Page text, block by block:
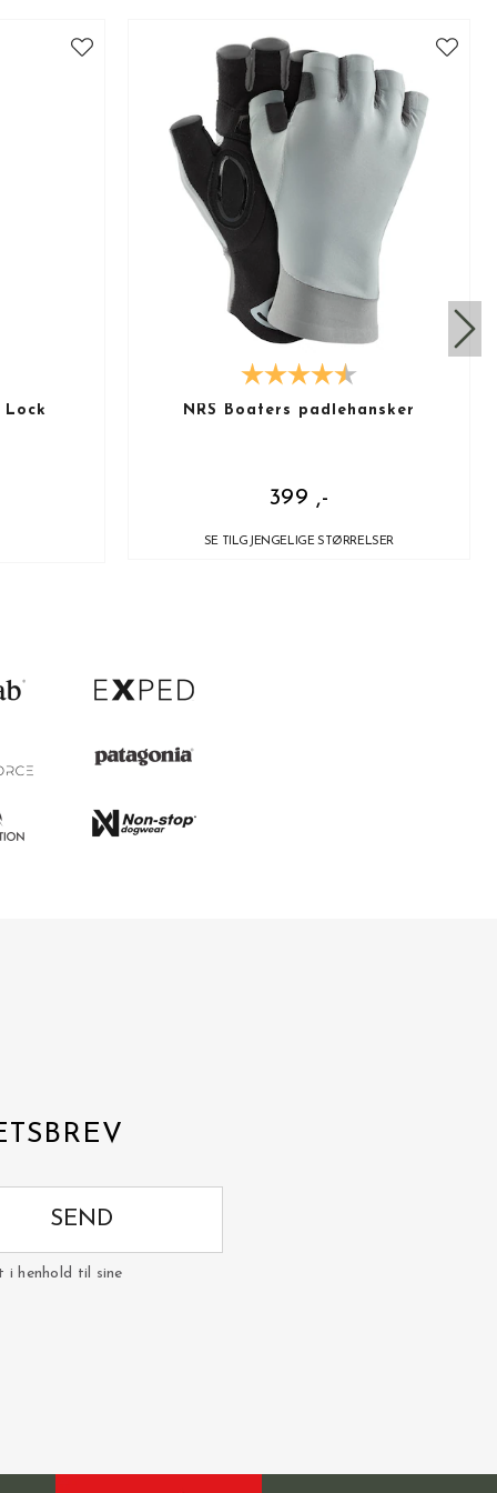
Lock NRS Boaters padlehansker
399 ,-
SE TILGJENGELIGE STØRRELSER
SEND
i henhold til sine